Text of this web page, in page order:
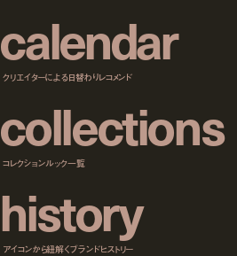
calendar
クリエイターによる日替わりレコメンド
collections
コレクションルック一覧
history
アイコンから紐解くブランドヒストリー